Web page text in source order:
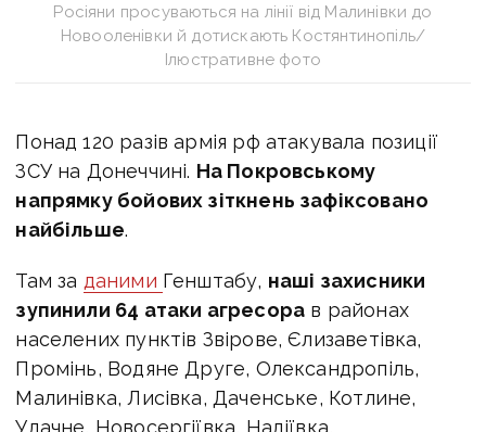
Росіяни просуваються на лінії від Малинівки до
Новооленівки й дотискають Костянтинопіль/
Ілюстративне фото
Понад 120 разів армія рф атакувала позиції
ЗСУ на Донеччині. На Покровському
напрямку бойових зіткнень зафіксовано
найбільше.
Там за даними Генштабу, наші захисники
зупинили 64 атаки агресора в районах
населених пунктів Звірове, Єлизаветівка,
Промінь, Водяне Друге, Олександропіль,
Малинівка, Лисівка, Даченське, Котлине,
Удачне, Новосергіївка, Надіївка,